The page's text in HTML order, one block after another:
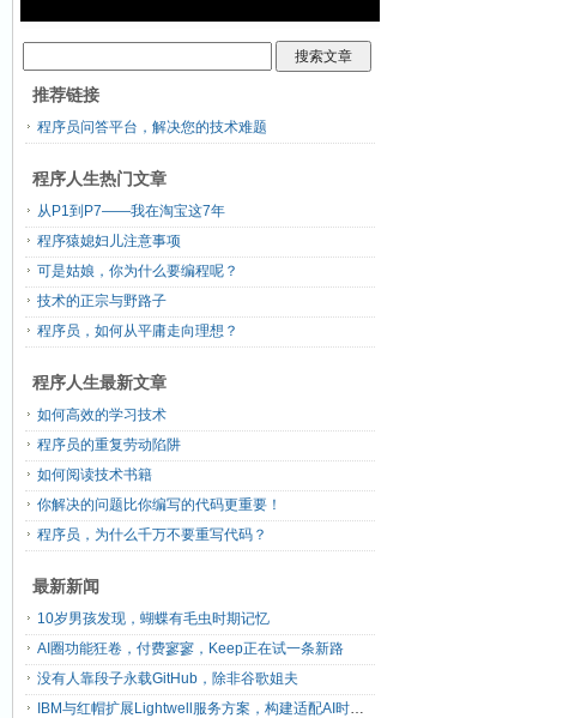
推荐链接
程序员问答平台，解决您的技术难题
程序人生热门文章
从P1到P7——我在淘宝这7年
程序猿媳妇儿注意事项
可是姑娘，你为什么要编程呢？
技术的正宗与野路子
程序员，如何从平庸走向理想？
程序人生最新文章
如何高效的学习技术
程序员的重复劳动陷阱
如何阅读技术书籍
你解决的问题比你编写的代码更重要！
程序员，为什么千万不要重写代码？
最新新闻
10岁男孩发现，蝴蝶有毛虫时期记忆
AI圈功能狂卷，付费寥寥，Keep正在试一条新路
没有人靠段子永载GitHub，除非谷歌姐夫
IBM与红帽扩展Lightwell服务方案，构建适配AI时代开源生态的可信基础设施